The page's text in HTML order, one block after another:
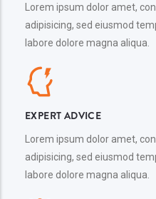
Lorem ipsum dolor amet,
adipisicing, sed eiusmod
labore dolore magna aliqua.
EXPERT ADVICE
Lorem ipsum dolor amet,
adipisicing, sed eiusmod
labore dolore magna aliqua.